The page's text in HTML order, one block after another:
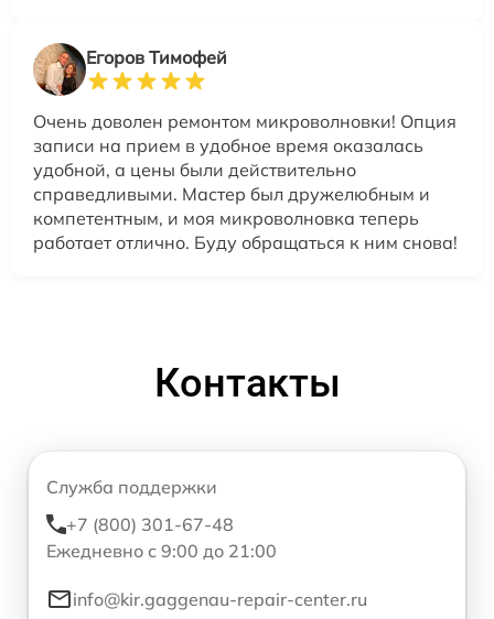
Егоров Тимофей
Очень доволен ремонтом микроволновки! Опция
записи на прием в удобное время оказалась
удобной, а цены были действительно
справедливыми. Мастер был дружелюбным и
компетентным, и моя микроволновка теперь
работает отлично. Буду обращаться к ним снова!
Контакты
Служба поддержки
+7 (800) 301-67-48
Ежедневно с 9:00 до 21:00
info@kir.gaggenau-repair-center.ru